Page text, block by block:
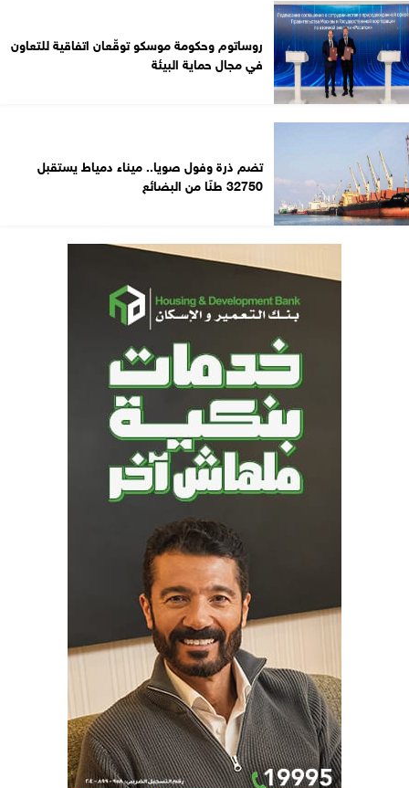
روساتوم وحكومة موسكو توقّعان اتفاقية للتعاون
في مجال حماية البيئة
تضم ذرة وفول صويا.. ميناء دمياط يستقبل
32750 طنًا من البضائع